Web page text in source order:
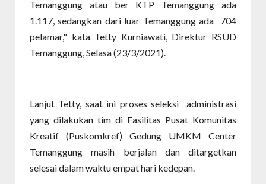
Temanggung atau ber KTP Temanggung ada
1.117, sedangkan dari luar Temanggung ada 704
pelamar," kata Tetty Kurniawati, Direktur RSUD
Temanggung, Selasa (23/3/2021).
Lanjut Tetty, saat ini proses seleksi administrasi
yang dilakukan tim di Fasilitas Pusat Komunitas
Kreatif (Puskomkref) Gedung UMKM Center
Temanggung masih berjalan dan ditargetkan
selesai dalam waktu empat hari kedepan.